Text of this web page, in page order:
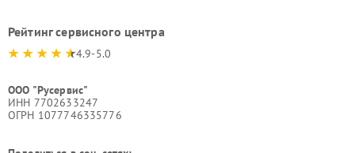
Рейтинг сервисного центра
4.9-5.0
ООО "Русервис"
ИНН 7702633247
ОГРН 1077746335776